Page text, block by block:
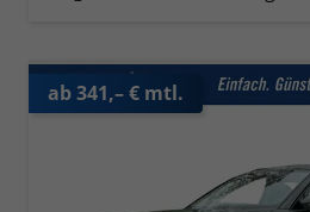
ab 341,– € mtl.